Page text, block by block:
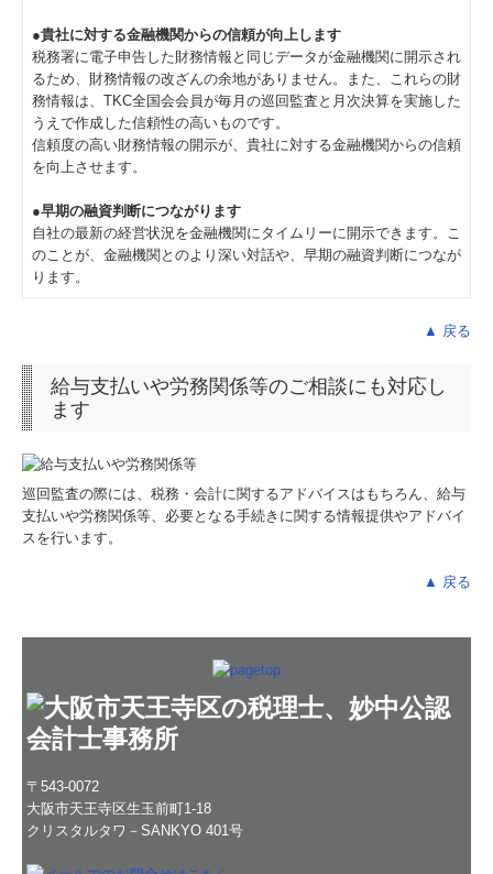
●貴社に対する金融機関からの信頼が向上します
税務署に電子申告した財務情報と同じデータが金融機関に開示され
るため、財務情報の改ざんの余地がありません。また、これらの財
務情報は、TKC全国会会員が毎月の巡回監査と月次決算を実施した
うえで作成した信頼性の高いものです。
信頼度の高い財務情報の開示が、貴社に対する金融機関からの信頼
を向上させます。
●早期の融資判断につながります
自社の最新の経営状況を金融機関にタイムリーに開示できます。こ
のことが、金融機関とのより深い対話や、早期の融資判断につなが
ります。
▲ 戻る
給与支払いや労務関係等のご相談にも対応し
ます
巡回監査の際には、税務・会計に関するアドバイスはもちろん、給与
支払いや労務関係等、必要となる手続きに関する情報提供やアドバイ
スを行います。
▲ 戻る
〒543-0072
大阪市天王寺区生玉前町1-18
クリスタルタワ－SANKYO 401号